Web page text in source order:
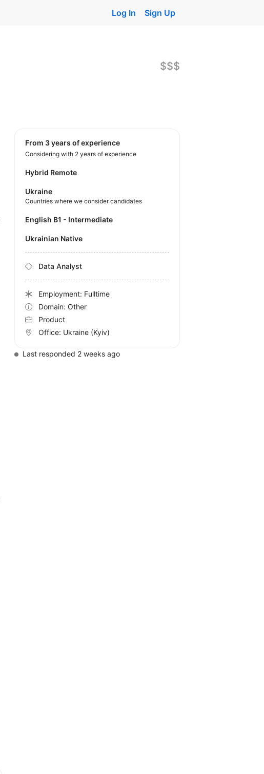
Log In Sign Up
$$$
from 3 years of experience
Considering with 2 years of experience
Hybrid Remote
Ukraine
Countries where we consider candidates
English B1 - Intermediate
Ukrainian Native
Data Analyst
Employment: Fulltime
Domain: Other
Product
Office: Ukraine (Kyiv)
Last responded 2 weeks ago